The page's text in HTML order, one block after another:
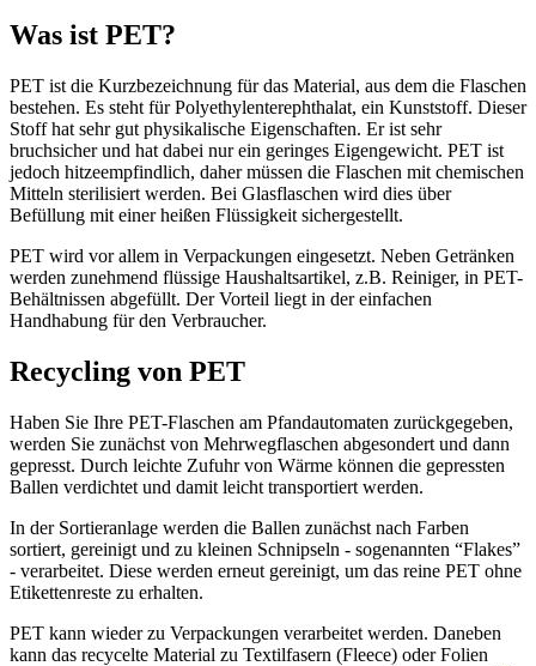
Was ist PET?
PET ist die Kurzbezeichnung für das Material, aus dem die Flaschen
bestehen. Es steht für Polyethylenterephthalat, ein Kunststoff. Dieser
Stoff hat sehr gut physikalische Eigenschaften. Er ist sehr
bruchsicher und hat dabei nur ein geringes Eigengewicht. PET ist
jedoch hitzeempfindlich, daher müssen die Flaschen mit chemischen
Mitteln sterilisiert werden. Bei Glasflaschen wird dies über
Befüllung mit einer heißen Flüssigkeit sichergestellt.
PET wird vor allem in Verpackungen eingesetzt. Neben Getränken
werden zunehmend flüssige Haushaltsartikel, z.B. Reiniger, in PET-
Behältnissen abgefüllt. Der Vorteil liegt in der einfachen
Handhabung für den Verbraucher.
Recycling von PET
Haben Sie Ihre PET-Flaschen am Pfandautomaten zurückgegeben,
werden Sie zunächst von Mehrwegflaschen abgesondert und dann
gepresst. Durch leichte Zufuhr von Wärme können die gepressten
Ballen verdichtet und damit leicht transportiert werden.
In der Sortieranlage werden die Ballen zunächst nach Farben
sortiert, gereinigt und zu kleinen Schnipseln - sogenannten “Flakes”
- verarbeitet. Diese werden erneut gereinigt, um das reine PET ohne
Etikettenreste zu erhalten.
PET kann wieder zu Verpackungen verarbeitet werden. Daneben
kann das recycelte Material zu Textilfasern (Fleece) oder Folien